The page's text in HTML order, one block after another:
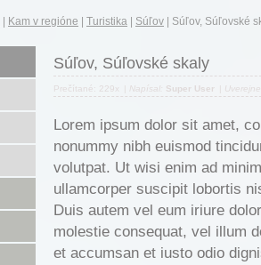
Kam v regióne Turistika Súľov Súľov, Súľovské
Súľov, Súľovské skaly
Prečítané: 229x Napísal: Super User
Lorem ipsum dolor sit amet,
nonummy nibh euismod
volutpat. Ut wisi enim ad
ullamcorper suscipit lobortis
Duis autem vel eum iriure
molestie consequat, vel illum
et accumsan et iusto odio